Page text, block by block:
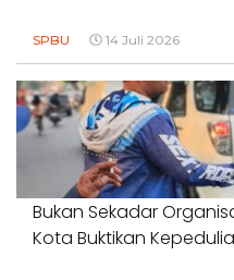
SPBU 14 Juli 2026
Bukan Sekadar
Kota Buktikan